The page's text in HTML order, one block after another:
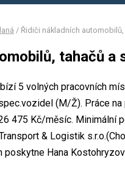
/ Řidiči nákladních
tahačů a
5 volných pracovních
(M/Ž). Práce
475 Kč/měsíc. Minimální
& Logistik
poskytne Hana